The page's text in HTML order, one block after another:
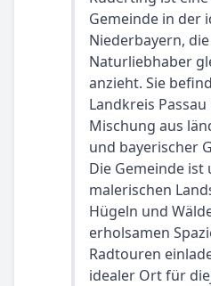
Gemeinde in der
Niederbayern,
Naturliebhaber
anzieht. Sie
Landkreis
Mischung aus
und bayerischer
Die Gemeinde
malerischen
Hügeln und
erholsamen
Radtouren
idealer Ort für